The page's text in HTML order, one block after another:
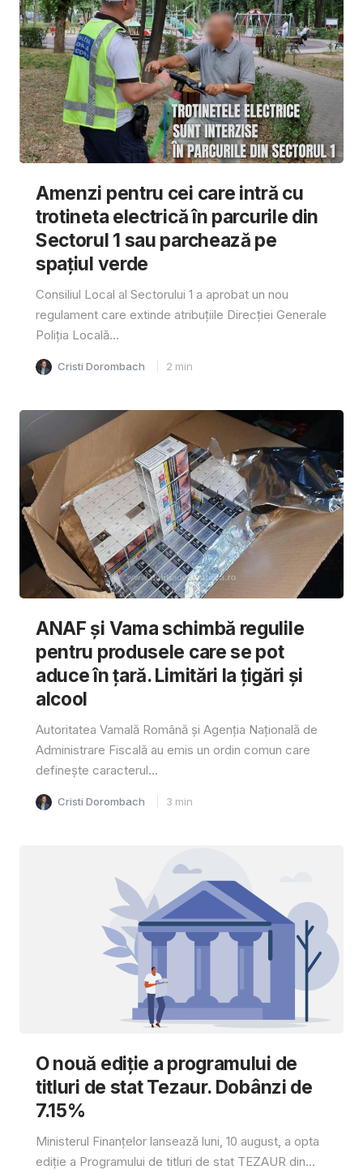
Amenzi pentru cei care intră cu
trotineta electrică în parcurile din
Sectorul 1 sau parchează pe
spațiul verde
Consiliul Local al Sectorului 1 a aprobat un nou
regulament care extinde atribuțiile Direcției Generale
Poliția Locală...
Cristi Dorombach 2 min
ANAF și Vama schimbă regulile
pentru produsele care se pot
aduce în țară. Limitări la țigări și
alcool
Autoritatea Vamală Română și Agenția Națională de
Administrare Fiscală au emis un ordin comun care
definește caracterul...
Cristi Dorombach 3 min
O nouă ediție a programului de
titluri de stat Tezaur. Dobânzi de
7.15%
Ministerul Finanțelor lansează luni, 10 august, a opta
ediție a Programului de titluri de stat TEZAUR din...